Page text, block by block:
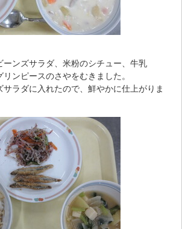
ーンズサラダ、米粉のシチュー、牛乳
ンピースのさやをむきました。
ラダに入れたので、鮮やかに仕上がりま